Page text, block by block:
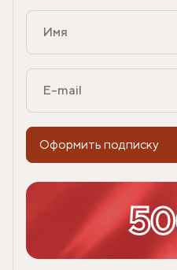
Оформить подписку